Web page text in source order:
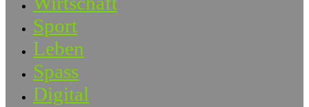
Sport
Leben
Spass
Digital